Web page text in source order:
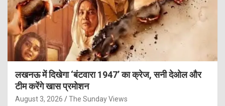
लखनऊ में दिखेगा ‘बंटवारा 1947’ का क्रेज, सनी देओल और
टीम करेंगे खास प्रमोशन
August 3, 2026 The Sunday Views